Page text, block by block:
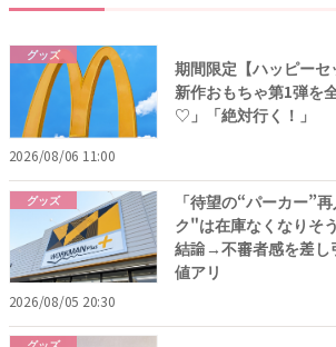
グッズ
期間限定【ハッピー
新作おもちゃ第1弾を
♡」「絶対行く！」
2026/08/06 11:00
グッズ
「待望の“パーカー”
ク"は在庫なくなりそ
結論→不審者感を差し
値アリ
2026/08/05 20:30